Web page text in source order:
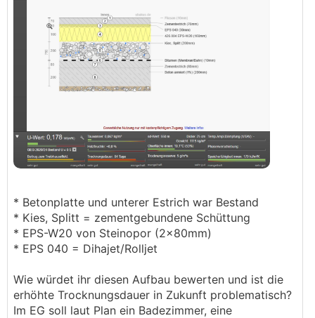
* Betonplatte und unterer Estrich war Bestand
* Kies, Splitt = zementgebundene Schüttung
* EPS-W20 von Steinopor (2x80mm)
* EPS 040 = Dihajet/Rolljet
Wie würdet ihr diesen Aufbau bewerten und ist die
erhöhte Trocknungsdauer in Zukunft problematisch?
Im EG soll laut Plan ein Badezimmer, eine